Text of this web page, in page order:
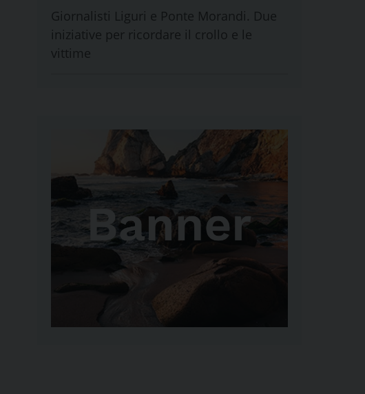
Giornalisti Liguri e Ponte Morandi. Due
iniziative per ricordare il crollo e le
vittime